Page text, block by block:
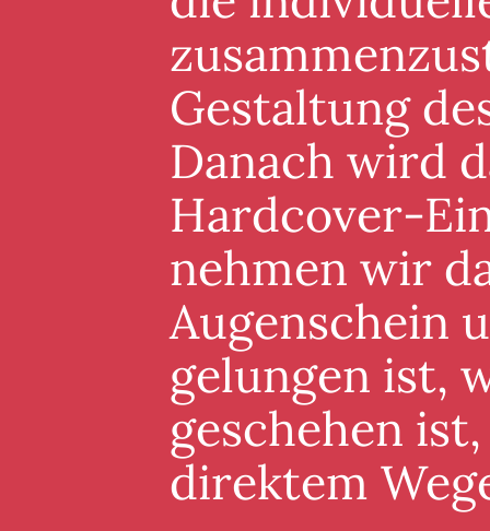
Gestaltung
Danach wird
Hardcover-
nehmen wir
Augenschein
gelungen ist,
geschehen
direktem